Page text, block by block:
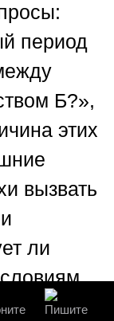
период
Б?»,
этих
вызвать
ли